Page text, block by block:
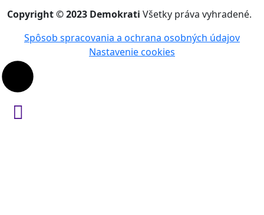
Copyright © 2023 Demokrati Všetky práva vyhradené.
Spôsob spracovania a ochrana osobných údajov
Nastavenie cookies